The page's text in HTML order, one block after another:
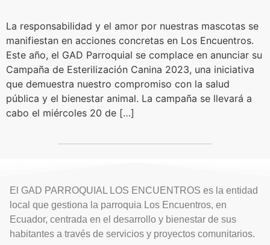
La responsabilidad y el amor por nuestras mascotas se
manifiestan en acciones concretas en Los Encuentros.
Este año, el GAD Parroquial se complace en anunciar su
Campaña de Esterilización Canina 2023, una iniciativa
que demuestra nuestro compromiso con la salud
pública y el bienestar animal. La campaña se llevará a
cabo el miércoles 20 de […]
El GAD PARROQUIAL LOS ENCUENTROS es la entidad
local que gestiona la parroquia Los Encuentros, en
Ecuador, centrada en el desarrollo y bienestar de sus
habitantes a través de servicios y proyectos comunitarios.